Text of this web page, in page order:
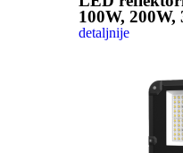
100W, 200W,
detaljnije